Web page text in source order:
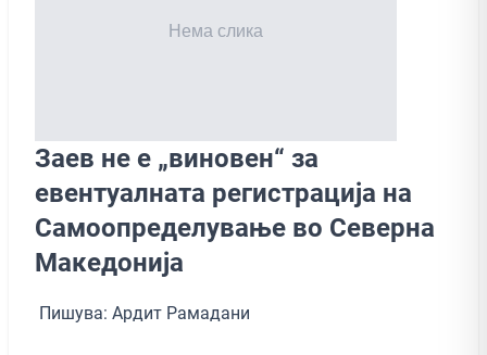
Заев не е „виновен“ за
евентуалната регистрација на
Самоопределување во Северна
Македонија
Пишува: Ардит Рамадани